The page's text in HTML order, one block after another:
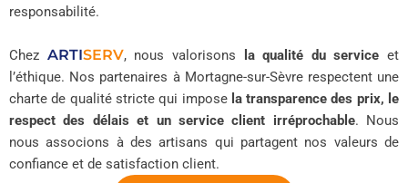
responsabilité.
Chez ARTISERV, nous valorisons la qualité du service et
l’éthique. Nos partenaires à Mortagne-sur-Sèvre respectent une
charte de qualité stricte qui impose la transparence des prix, le
respect des délais et un service client irréprochable. Nous
nous associons à des artisans qui partagent nos valeurs de
confiance et de satisfaction client.